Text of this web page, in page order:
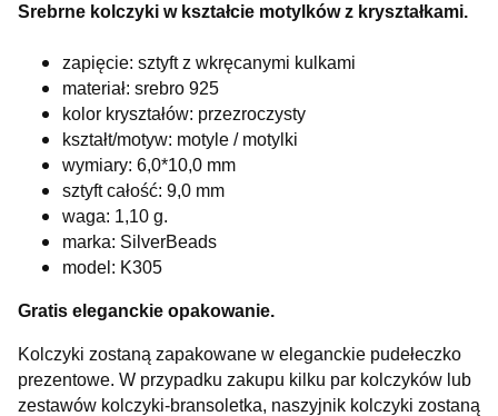
Srebrne kolczyki w kształcie motylków z kryształkami.
zapięcie: sztyft z wkręcanymi kulkami
materiał: srebro 925
kolor kryształów: przezroczysty
kształt/motyw: motyle / motylki
wymiary: 6,0*10,0 mm
sztyft całość: 9,0 mm
waga: 1,10 g.
marka: SilverBeads
model: K305
Gratis eleganckie opakowanie.
Kolczyki zostaną zapakowane w eleganckie pudełeczko
prezentowe. W przypadku zakupu kilku par kolczyków lub
zestawów kolczyki-bransoletka, naszyjnik kolczyki zostaną